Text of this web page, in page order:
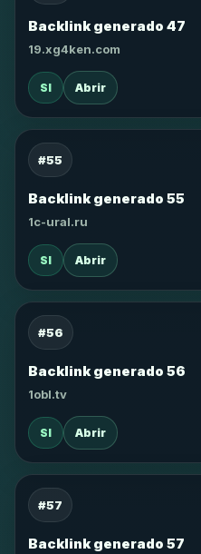
Backlink generado 47
19.xg4ken.com
SI Abrir
#55
Backlink generado 55
1c-ural.ru
SI Abrir
#56
Backlink generado 56
1obl.tv
SI Abrir
#57
Backlink generado 57